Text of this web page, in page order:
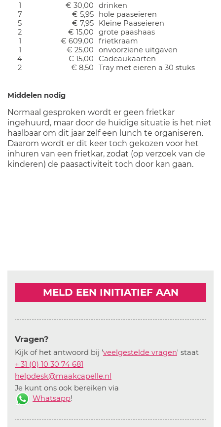
1
€ 30,00
drinken
7
€ 5,95
hole paaseieren
5
€ 7,95
Kleine Paaseieren
2
€ 15,00
grote paashaas
1
€ 609,00
frietkraam
1
€ 25,00
onvoorziene uitgaven
4
€ 15,00
Cadeaukaarten
2
€ 8,50 Tray met eieren a 30 stuks
Middelen nodig
Normaal gesproken wordt er geen frietkar
ingehuurd, maar door de huidige situatie is het niet
haalbaar om dit jaar zelf een lunch te organiseren.
Daarom wordt er dit keer toch gekozen voor het
inhuren van een frietkar, zodat (op verzoek van de
kinderen) de paasactiviteit toch door kan gaan.
MELD EEN INITIATIEF AAN
Vragen?
Kijk of het antwoord bij 'veelgestelde vragen' staat
+ 31 (0) 10 30 74 681
helpdesk@maakcapelle.nl
Je kunt ons ook bereiken via
Whatsapp!